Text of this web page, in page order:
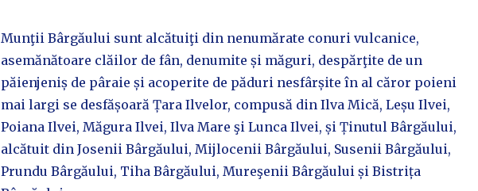
Munţii Bârgăului sunt alcătuiţi din nenumărate conuri vulcanice,
asemănătoare clăilor de fân, denumite și măguri, despărţite de un
păienjeniș de pâraie și acoperite de păduri nesfârșite în al căror poieni
mai largi se desfășoară Țara Ilvelor, compusă din Ilva Mică, Leșu Ilvei,
Poiana Ilvei, Măgura Ilvei, Ilva Mare şi Lunca Ilvei, și Ținutul Bârgăului,
alcătuit din Josenii Bârgăului, Mijlocenii Bârgăului, Susenii Bârgăului,
Prundu Bârgăului, Tiha Bârgăului, Mureşenii Bârgăului și Bistrița